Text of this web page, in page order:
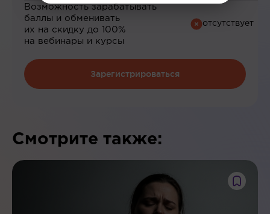
Возможность зарабатывать
баллы и обменивать
их на скидку до 100%
на вебинары и курсы
Зарегистрироваться
Смотрите также: